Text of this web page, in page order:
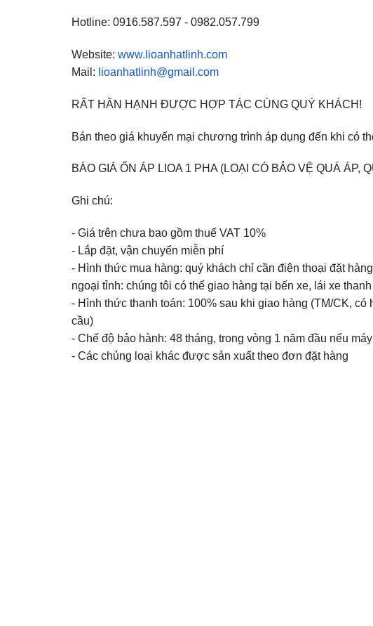
Hotline: 0916.587.597 - 0982.057.799
Website: www.lioanhatlinh.com
Mail: lioanhatlinh@gmail.com
RẤT HÂN HẠNH ĐƯỢC HỢP TÁC CÙNG QUÝ KHÁCH!
Bán theo giá khuyến mại chương trình áp dụng đến khi có
BÁO GIÁ ỔN ÁP LIOA 1 PHA (LOẠI CÓ BẢO VỆ QUÁ ÁP,
Ghi chú:
- Giá trên chưa bao gồm thuế VAT 10%
- Lắp đặt, vận chuyển miễn phí
- Hình thức mua hàng: quý khách chỉ cần điện thoại đặt
ngoại tỉnh: chúng tôi có thể giao hàng tại bến xe, lái xe
- Hình thức thanh toán: 100% sau khi giao hàng (TM/CK,
cầu)
- Chế độ bảo hành: 48 tháng, trong vòng 1 năm đầu nếu
- Các chủng loại khác được sản xuất theo đơn đặt hàng